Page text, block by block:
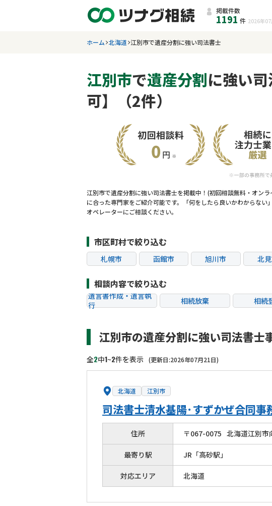
掲載件数
1191 件 2026年07
ホーム 北海道 江別市で遺産分割に強い司法書士
江別市で遺産分割に強い
可】（2件）
江別市で遺産分割に強い司法書士を掲載中！(初回相談無料・オン
に合った専門家をご紹介可能です。「何をしたら良いかわからな
オペレーターにご相談ください。
市区町村で絞り込む
札幌市 函館市 旭川市 北
相談内容で絞り込む
遺言書作成・遺言執
行
相続放棄 相続
贈与税
生前対策 相続
江別市の遺産分割に強い司法書士
全2中1~2件を表示 (更新日:2026年07月21日)
北海道 江別市
司法書士清水基陽･すずかぜ合同事
住所 〒067-0075 北海道江別市
最寄り駅 JR「高砂駅」
対応エリア 北海道